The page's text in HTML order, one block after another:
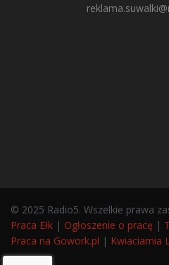
© 2025 Radio5. Wszelkie prawa
Praca Ełk | Ogłoszenie o pracę |
Praca na Gowork.pl | Kwiaciarnia